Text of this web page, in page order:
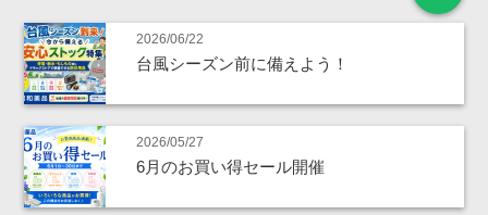
2026/06/22
台風シーズン前に備えよう！
2026/05/27
6月のお買い得セール開催